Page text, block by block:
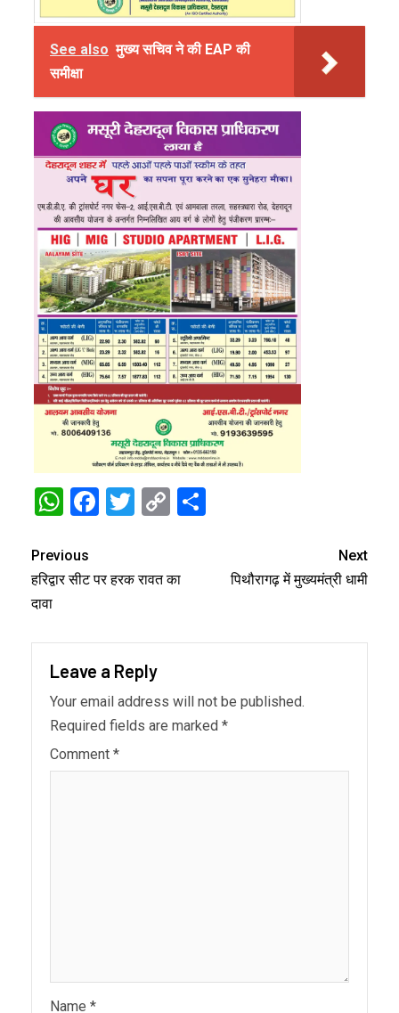
See also मुख्य सचिव ने की EAP की
समीक्षा
WhatsApp
Facebook
Twitter
Copy
Previous
हरिद्वार सीट पर हरक रावत का
दावा
Next
पिथौरागढ़ में मुख्यमंत्री धामी
Leave a Reply
Your email address will not be published.
Required fields are marked *
Comment *
Name *